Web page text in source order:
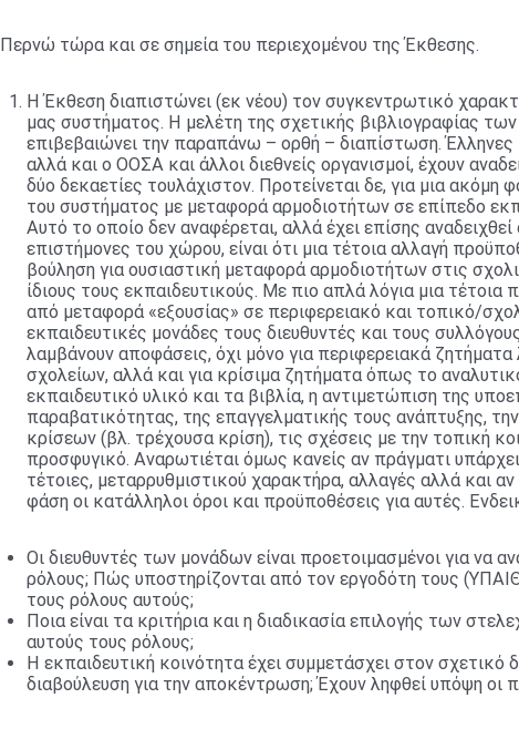
Περνώ τώρα και σε σημεία του περιεχομένου της Έκθεσης.
Η Έκθεση διαπιστώνει (εκ νέου) τον συγκεντρωτικό
μας συστήματος. Η μελέτη της σχετικής βιβλιογραφίας
επιβεβαιώνει την παραπάνω – ορθή – διαπίστωση. Έλληνες
αλλά και ο ΟΟΣΑ και άλλοι διεθνείς οργανισμοί, έχουν
δύο δεκαετίες τουλάχιστον. Προτείνεται δε, για μια
του συστήματος με μεταφορά αρμοδιοτήτων σε επίπεδο
Αυτό το οποίο δεν αναφέρεται, αλλά έχει επίσης
επιστήμονες του χώρου, είναι ότι μια τέτοια αλλαγή
βούληση για ουσιαστική μεταφορά αρμοδιοτήτων στις
ίδιους τους εκπαιδευτικούς. Με πιο απλά λόγια μια τέτοια
από μεταφορά «εξουσίας» σε περιφερειακό και τοπικό/
εκπαιδευτικές μονάδες τους διευθυντές και τους
λαμβάνουν αποφάσεις, όχι μόνο για περιφερειακά ζητήματα
σχολείων, αλλά και για κρίσιμα ζητήματα όπως το
εκπαιδευτικό υλικό και τα βιβλία, η αντιμετώπιση της
παραβατικότητας, της επαγγελματικής τους ανάπτυξης,
κρίσεων (βλ. τρέχουσα κρίση), τις σχέσεις με την τοπική
προσφυγικό. Αναρωτιέται όμως κανείς αν πράγματι
τέτοιες, μεταρρυθμιστικού χαρακτήρα, αλλαγές αλλά και
φάση οι κατάλληλοι όροι και προϋποθέσεις για αυτές.
Οι διευθυντές των μονάδων είναι προετοιμασμένοι για να
ρόλους; Πώς υποστηρίζονται από τον εργοδότη τους
τους ρόλους αυτούς;
Ποια είναι τα κριτήρια και η διαδικασία επιλογής των
αυτούς τους ρόλους;
Η εκπαιδευτική κοινότητα έχει συμμετάσχει στον σχετικό
διαβούλευση για την αποκέντρωση; Έχουν ληφθεί υπόψη οι